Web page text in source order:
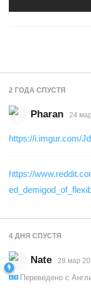
2 ГОДА СПУСТЯ
Pharan 24
https://i.imgur.com/
https://
4 ДНЯ СПУСТЯ
Nate 28 мар
Переведено с